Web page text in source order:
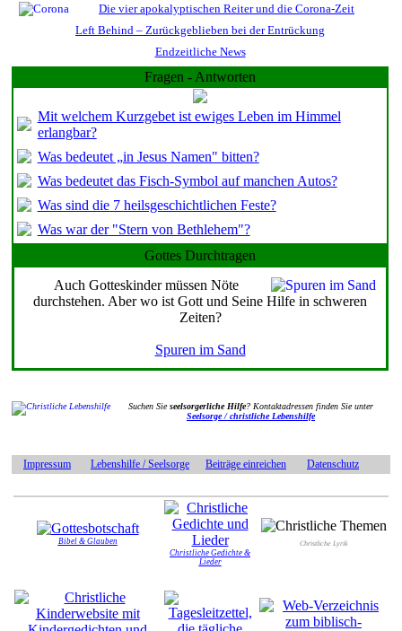
Die vier apokalyptischen Reiter und die Corona-Zeit
Left Behind – Zurückgeblieben bei der Entrückung
Endzeitliche News
Fragen - Antworten
Mit welchem Kurzgebet ist ewiges Leben im Himmel
erlangbar?
Was bedeutet „in Jesus Namen" bitten?
Was bedeutet das Fisch-Symbol auf manchen Autos?
Was sind die 7 heilsgeschichtlichen Feste?
Was war der "Stern von Bethlehem"?
Gottes Durchtragen
Auch Gotteskinder müssen Nöte
durchstehen. Aber wo ist Gott und Seine Hilfe in schweren
Zeiten?
Spuren im Sand
Suchen Sieseelsorgerliche Hilfe? Kontaktadressen finden Sie unter
Seelsorge / christliche Lebenshilfe
Impressum Lebenshilfe / Seelsorge Beiträge einreichen Datenschutz
Bibel & Glauben
Christliche Gedichte &
Lieder
Christliche Lyrik